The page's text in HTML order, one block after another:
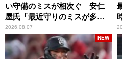
い守備のミスが相次ぐ 安仁
屋氏「最近守りのミスが多
い」
2026.08.07
NEW